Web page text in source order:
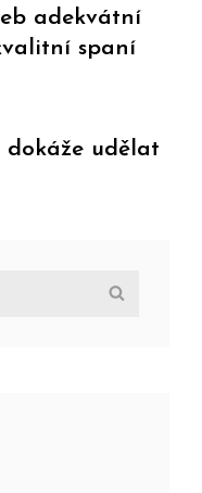
adekvátní
spaní
udělat